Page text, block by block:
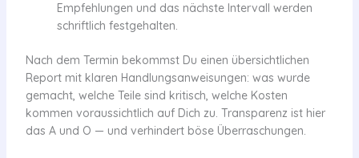
Empfehlungen und das nächste Intervall werden
schriftlich festgehalten.
Nach dem Termin bekommst Du einen übersichtlichen
Report mit klaren Handlungsanweisungen: was wurde
gemacht, welche Teile sind kritisch, welche Kosten
kommen voraussichtlich auf Dich zu. Transparenz ist hier
das A und O — und verhindert böse Überraschungen.